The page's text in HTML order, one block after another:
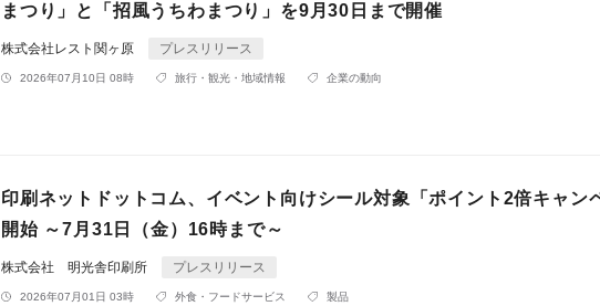
まつり」と「招風うちわまつり」を9月30日まで開催
株式会社レスト関ヶ原 プレスリリース
2026年07月10日 08時 旅行・観光・地域情報 企業の動向
印刷ネットドットコム、イベント向けシール対象「ポイント2倍キャン
開始 ～7月31日（金）16時まで～
株式会社 明光舎印刷所 プレスリリース
2026年07月01日 03時 外食・フードサービス 製品